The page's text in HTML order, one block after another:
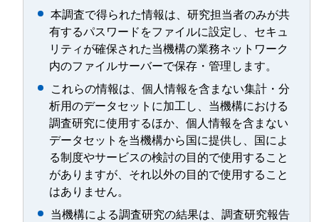
本調査で得られた情報は、研究担当者のみが共
有するパスワードをファイルに設定し、セキュ
リティが確保された当機構の業務ネットワーク
内のファイルサーバーで保存・管理します。
これらの情報は、個人情報を含まない集計・分
析用のデータセットに加工し、当機構における
調査研究に使用するほか、個人情報を含まない
データセットを当機構から国に提供し、国によ
る制度やサービスの検討の目的で使用すること
がありますが、それ以外の目的で使用すること
はありません。
当機構による調査研究の結果は、調査研究報告